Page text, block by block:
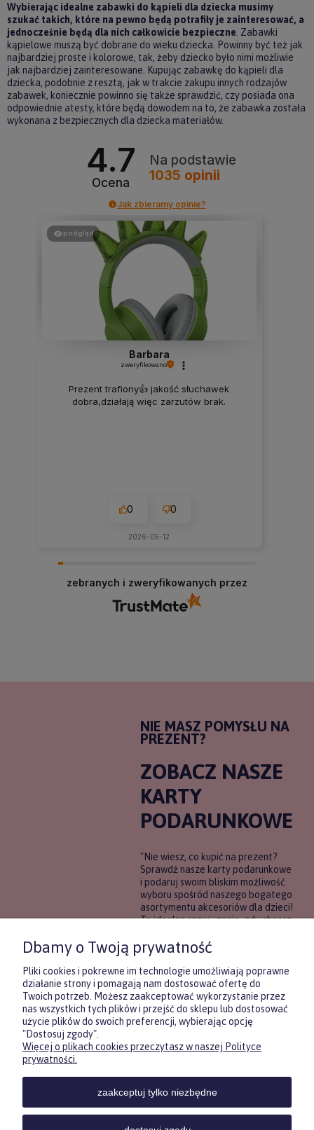
Wybierając idealne zabawki do kąpieli dla dziecka musimy
szukać takich, które na pewno będą potrafiły je zainteresować, a
jednocześnie będą dla nich całkowicie bezpieczne . Zabawki
kąpielowe muszą być dobrane do wieku dziecka. Powinny być też jak
najbardziej proste i kolorowe, tak, żeby dziecko było nimi możliwie
jak najbardziej zainteresowane. Kupując zabawkę do kąpieli dla
dziecka, podobnie z resztą, jak w trakcie zakupu innych rodzajów
zabawek, koniecznie powinno się także sprawdzić, czy posiada ona
odpowiednie atesty, które będą dowodem na to, że zabawka została
wykonana z bezpiecznych dla dziecka materiałów.
4.7
Ocena
Na podstawie
1035 opinii
Jak zbieramy opinie?
podgląd
Barbara
zweryfikowano
Prezent trafiony👍️ jakość słuchawek
dobra,działają więc zarzutów brak.
0 0
2026-05-12
zebranych i zweryfikowanych przez
NIE MASZ POMYSŁU NA
PREZENT?
ZOBACZ NASZE
KARTY
PODARUNKOWE
"Nie wiesz, co kupić na prezent?
Sprawdź nasze karty podarunkowe
i podaruj swoim bliskim możliwość
wyboru spośród naszego bogatego
asortymentu akcesoriów dla dzieci!
To idealne rozwiązanie, gdy chcesz
pewności, co będzie najbardziej
trafione.
DOWIEDZ SIĘ WIĘCEJ
KONTAKTPOMOC MOJE
Dbamy o Twoją prywatność
Pliki cookies i pokrewne im technologie umożliwiają poprawne
działanie strony i pomagają nam dostosować ofertę do
Twoich potrzeb. Możesz zaakceptować wykorzystanie przez
nas wszystkich tych plików i przejść do sklepu lub dostosować
użycie plików do swoich preferencji, wybierając opcję
"Dostosuj zgody".
Więcej o plikach cookies przeczytasz w naszej Polityce
prywatności.
zaakceptuj tylko niezbędne
Zasubskrybuj nasz newsletter
i otrzymaj5% rabatu na pierwszyzakup.